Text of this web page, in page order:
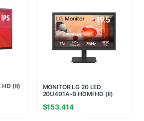
HD (II)
MONITOR LG 20 LED
20U401A-B HDMI HD (II)
$153.414